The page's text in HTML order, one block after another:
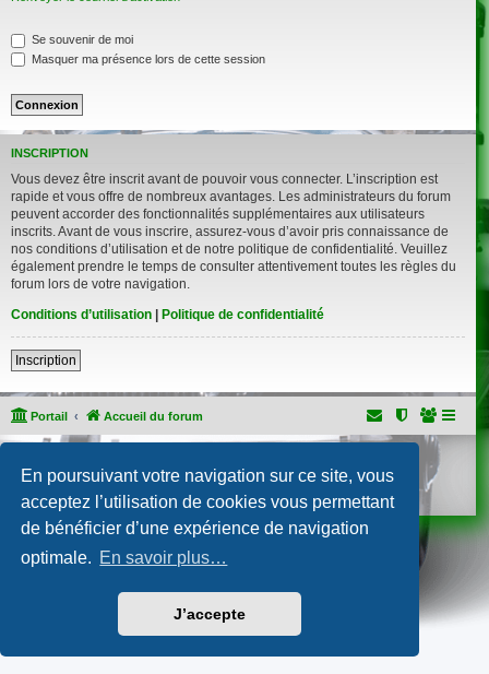
En poursuivant votre navigation sur ce site, vous
acceptez l’utilisation de cookies vous permettant
de bénéficier d’une expérience de navigation
optimale. En savoir plus…
J’accepte
Se souvenir de moi
Masquer ma présence lors de cette session
INSCRIPTION
Vous devez être inscrit avant de pouvoir vous connecter. L’inscription est
rapide et vous offre de nombreux avantages. Les administrateurs du forum
peuvent accorder des fonctionnalités supplémentaires aux utilisateurs
inscrits. Avant de vous inscrire, assurez-vous d’avoir pris connaissance de
nos conditions d’utilisation et de notre politique de confidentialité. Veuillez
également prendre le temps de consulter attentivement toutes les règles du
forum lors de votre navigation.
Conditions d’utilisation | Politique de confidentialité
Inscription
Portail Accueil du forum
Traduction française officielle©Qiaeru
Confidentialité |